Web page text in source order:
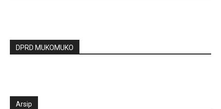
DPRD MUKOMUKO
Arsip